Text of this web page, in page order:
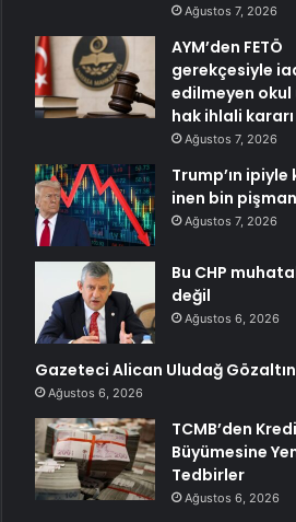
Ağustos 7, 2026
AYM’den FETÖ
gerekçesiyle
edilmeyen
hak ihlali kararı
Ağustos 7, 2026
Trump’ın ipiyle
inen bin pişman
Ağustos 7, 2026
Bu CHP
değil
Ağustos 6, 2026
Gazeteci Alican Uludağ
Ağustos 6, 2026
TCMB’den Kredi
Büyümesine
Tedbirler
Ağustos 6, 2026